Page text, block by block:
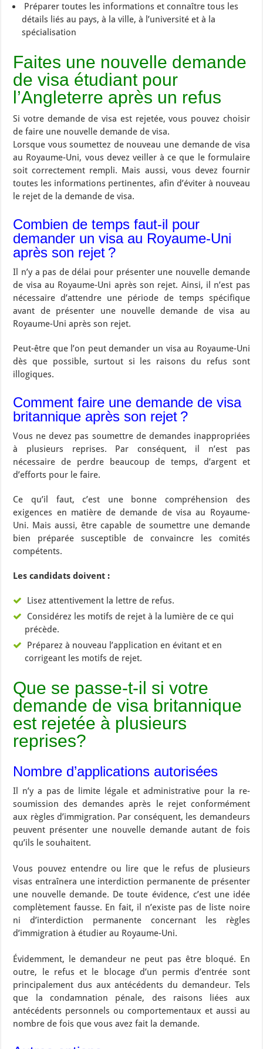
Préparer toutes les informations et connaître tous les
détails liés au pays, à la ville, à l’université et à la
spécialisation
Faites une nouvelle demande
de visa étudiant pour
l’Angleterre après un refus
Si votre demande de visa est rejetée, vous pouvez choisir
de faire une nouvelle demande de visa.
Lorsque vous soumettez de nouveau une demande de visa
au Royaume-Uni, vous devez veiller à ce que le formulaire
soit correctement rempli. Mais aussi, vous devez fournir
toutes les informations pertinentes, afin d’éviter à nouveau
le rejet de la demande de visa.
Combien de temps faut-il pour
demander un visa au Royaume-Uni
après son rejet ?
Il n’y a pas de délai pour présenter une nouvelle demande
de visa au Royaume-Uni après son rejet. Ainsi, il n’est pas
nécessaire d’attendre une période de temps spécifique
avant de présenter une nouvelle demande de visa au
Royaume-Uni après son rejet.
Peut-être que l’on peut demander un visa au Royaume-Uni
dès que possible, surtout si les raisons du refus sont
illogiques.
Comment faire une demande de visa
britannique après son rejet ?
Vous ne devez pas soumettre de demandes inappropriées
à plusieurs reprises. Par conséquent, il n’est pas
nécessaire de perdre beaucoup de temps, d’argent et
d’efforts pour le faire.
Ce qu’il faut, c’est une bonne compréhension des
exigences en matière de demande de visa au Royaume-
Uni. Mais aussi, être capable de soumettre une demande
bien préparée susceptible de convaincre les comités
compétents.
Les candidats doivent :
Lisez attentivement la lettre de refus.
Considérez les motifs de rejet à la lumière de ce qui
précède.
Préparez à nouveau l’application en évitant et en
corrigeant les motifs de rejet.
Que se passe-t-il si votre
demande de visa britannique
est rejetée à plusieurs
reprises?
Nombre d’applications autorisées
Il n’y a pas de limite légale et administrative pour la re-
soumission des demandes après le rejet conformément
aux règles d’immigration. Par conséquent, les demandeurs
peuvent présenter une nouvelle demande autant de fois
qu’ils le souhaitent.
Vous pouvez entendre ou lire que le refus de plusieurs
visas entraînera une interdiction permanente de présenter
une nouvelle demande. De toute évidence, c’est une idée
complètement fausse. En fait, il n’existe pas de liste noire
ni d’interdiction permanente concernant les règles
d’immigration à étudier au Royaume-Uni.
Évidemment, le demandeur ne peut pas être bloqué. En
outre, le refus et le blocage d’un permis d’entrée sont
principalement dus aux antécédents du demandeur. Tels
que la condamnation pénale, des raisons liées aux
antécédents personnels ou comportementaux et aussi au
nombre de fois que vous avez fait la demande.